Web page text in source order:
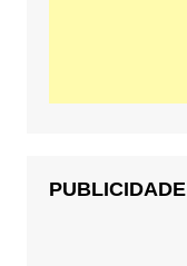
PUBLICIDADE